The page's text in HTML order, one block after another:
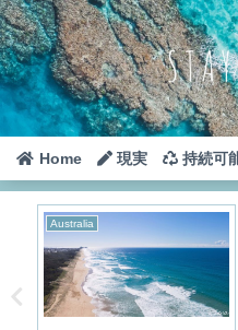
Home 現実 持続可
Australia